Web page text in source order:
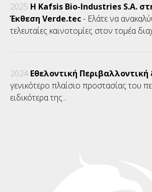
2025 Η Kafsis Bio-Industries S.A.
Έκθεση Verde.tec- Ελάτε να
τελευταίες καινοτομίες στον τομέα
2024 Εθελοντική Περιβαλλοντική
γενικότερο πλαίσιο προστασίας του
ειδικότερα της...